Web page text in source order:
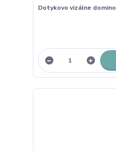
Dotykovo vizálne domino